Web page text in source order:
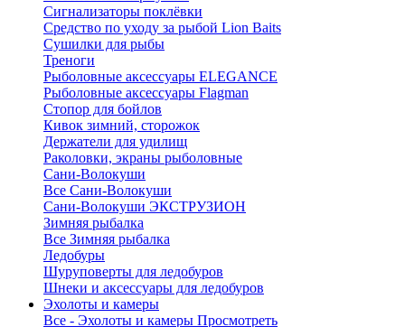
Сигнализаторы поклёвки
Средство по уходу за рыбой Lion Baits
Сушилки для рыбы
Треноги
Рыболовные аксессуары ELEGANCE
Рыболовные аксессуары Flagman
Стопор для бойлов
Кивок зимний, сторожок
Держатели для удилищ
Раколовки, экраны рыболовные
Сани-Волокуши
Все Сани-Волокуши
Сани-Волокуши ЭКСТРУЗИОН
Зимняя рыбалка
Все Зимняя рыбалка
Ледобуры
Шуруповерты для ледобуров
Шнеки и аксессуары для ледобуров
Эхолоты и камеры
Все - Эхолоты и камеры Просмотреть